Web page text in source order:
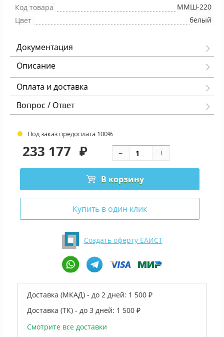
Код товара
ММШ-220
Цвет
белый
Документация
Описание
Оплата и доставка
Вопрос / Ответ
Под заказ предоплата 100%
233 177 ₽
В корзину
Купить в один клик
Создать оферту ЕАИСТ
Доставка (МКАД) - до 2 дней: 1 500 ₽
Доставка (ТК) - до 3 дней: 1 500 ₽
Смотрите все доставки